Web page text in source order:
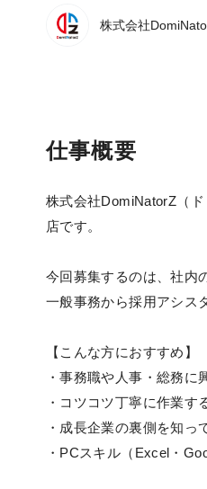
株式会社
仕事概要
株式会社DomiNatorZ（
店です。
今回募集するのは、社内
一般事務から採用アシス
【こんな方におすすめ】
・事務職や人事・総務に
・コツコツ丁寧に作業す
・成長企業の裏側を知っ
・PCスキル（Excel・